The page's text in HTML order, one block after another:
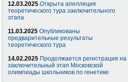
12.03.2025 Открыта апелляция
теоретического тура заключительного
этапа
11.03.2025 Опубликованы
предварительные результаты
теоретического тура
14.02.2025 Продолжается регистрация на
заключительный этап Московской
олимпиады школьников по генетике